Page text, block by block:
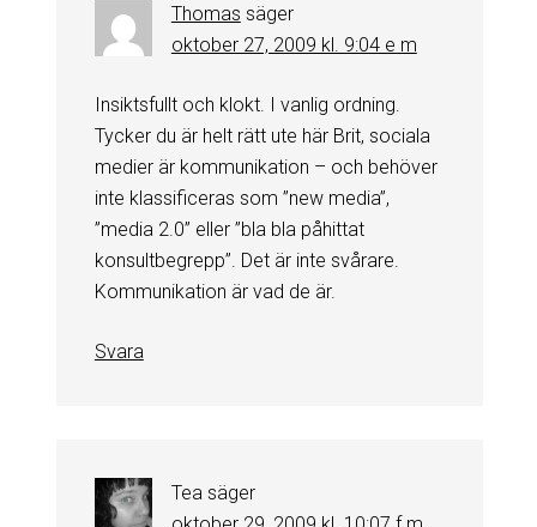
Thomas säger
oktober 27, 2009 kl. 9:04 e m
Insiktsfullt och klokt. I vanlig ordning.
Tycker du är helt rätt ute här Brit, sociala
medier är kommunikation – och behöver
inte klassificeras som ”new media”,
”media 2.0” eller ”bla bla påhittat
konsultbegrepp”. Det är inte svårare.
Kommunikation är vad de är.
Svara
Tea säger